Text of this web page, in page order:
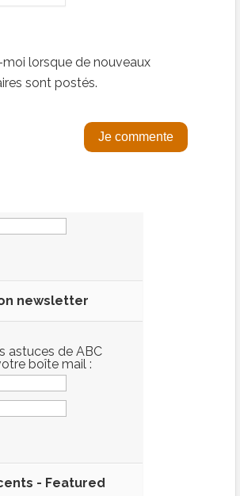
lorsque de nouveaux
sont postés.
newsletter
astuces de ABC
boîte mail :
- Featured